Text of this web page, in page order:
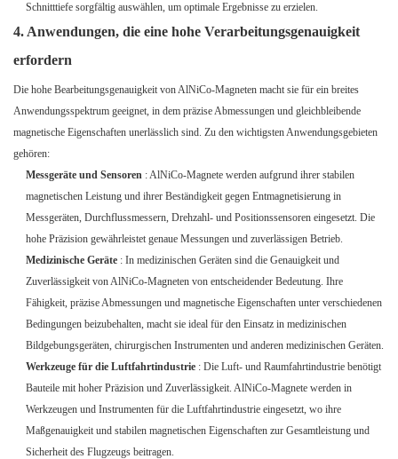
Schnitttiefe sorgfältig auswählen, um optimale Ergebnisse zu erzielen.
4. Anwendungen, die eine hohe Verarbeitungsgenauigkeit
erfordern
Die hohe Bearbeitungsgenauigkeit von AlNiCo-Magneten macht sie für ein breites
Anwendungsspektrum geeignet, in dem präzise Abmessungen und gleichbleibende
magnetische Eigenschaften unerlässlich sind. Zu den wichtigsten Anwendungsgebieten
gehören:
Messgeräte und Sensoren : AlNiCo-Magnete werden aufgrund ihrer stabilen
magnetischen Leistung und ihrer Beständigkeit gegen Entmagnetisierung in
Messgeräten, Durchflussmessern, Drehzahl- und Positionssensoren eingesetzt. Die
hohe Präzision gewährleistet genaue Messungen und zuverlässigen Betrieb.
Medizinische Geräte : In medizinischen Geräten sind die Genauigkeit und
Zuverlässigkeit von AlNiCo-Magneten von entscheidender Bedeutung. Ihre
Fähigkeit, präzise Abmessungen und magnetische Eigenschaften unter verschiedenen
Bedingungen beizubehalten, macht sie ideal für den Einsatz in medizinischen
Bildgebungsgeräten, chirurgischen Instrumenten und anderen medizinischen Geräten.
Werkzeuge für die Luftfahrtindustrie : Die Luft- und Raumfahrtindustrie benötigt
Bauteile mit hoher Präzision und Zuverlässigkeit. AlNiCo-Magnete werden in
Werkzeugen und Instrumenten für die Luftfahrtindustrie eingesetzt, wo ihre
Maßgenauigkeit und stabilen magnetischen Eigenschaften zur Gesamtleistung und
Sicherheit des Flugzeugs beitragen.